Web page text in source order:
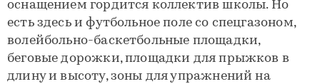
оснащением гордится коллектив школы. Но
есть здесь и футбольное поле со спецгазоном,
волейбольно-баскетбольные площадки,
беговые дорожки, площадки для прыжков в
длину и высоту, зоны для упражнений на